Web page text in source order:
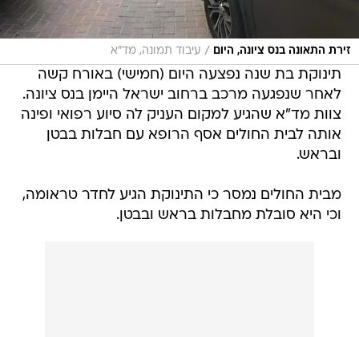
זירת התאונה בנס ציונה, היום / עיבוד תמונה, מד"א
תינוקת בת שנה נפצעה היום (חמישי) באורח קשה
לאחר שנפגעה מרכב ברחוב ישראל היימן בנס ציונה.
צוות מד"א שהגיע למקום העניק לה סיוע רפואי ופינה
אותה לבית החולים אסף הרופא עם חבלות בבטן
ובראש.
מבית החולים נמסר כי התינוקת הגיע לחדר טראומה,
וכי היא סובלת מחבלות בראש ובבטן.